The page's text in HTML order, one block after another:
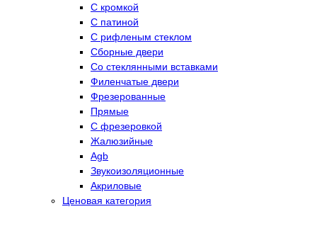
С кромкой
С патиной
С рифленым стеклом
Сборные двери
Со стеклянными вставками
Филенчатые двери
Фрезерованные
Прямые
С фрезеровкой
Жалюзийные
Agb
Звукоизоляционные
Акриловые
Ценовая категория